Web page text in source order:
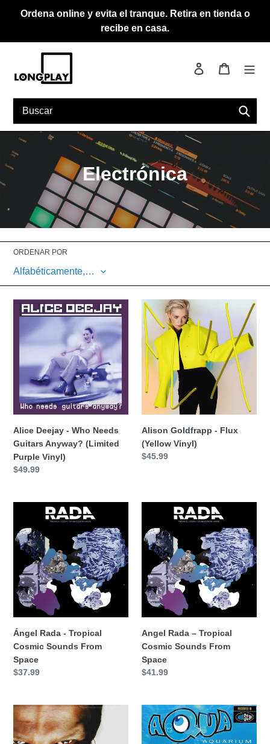
directamente
contenido
Ordena online y evita el tranque. Retira en tienda o
recibe en casa.
Ingresar Carrito
C
o
l
e
c
i
ó
n
:
Electrónica
ORDENAR POR
Alice
Deejay
Who
Guitars
Anyway?
(Limited
Purple
Alice Deejay - Who Needs
Guitars Anyway? (Limited
Purple Vinyl)
Precio
$49.99
Alison
Goldfrapp
-
Flux
(Yellow
Vinyl)
Alison Goldfrapp - Flux
(Yellow Vinyl)
Precio
$45.99
Tropical
Cosmic
Sounds
From
Space
Ángel Rada - Tropical
Cosmic Sounds From
Space
Precio
$37.99
–
Tropical
Cosmic
Sounds
From
Space
Angel Rada – Tropical
Cosmic Sounds From
Space
Precio
$41.99
Aphex
Twin
-
Aqua
Aquariun